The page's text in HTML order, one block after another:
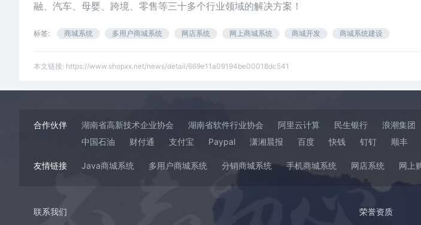
融、汽车、母婴、跨境、零售等三十多个行业领域的解决方案！
标签: 商城系统 多用户商城系统 网店系统 网上商城系统 商城开发 商城系统建设
本文链接: https://www.shopxx.net/news/detail/669e11a09194be00018dc541
合作伙伴 湖南省高新技术企业协会 湖南省软件行业协会 阿里云计算 民生银行 浪潮集团
中国石油
财付通 支付宝 Paypal 潇湘晨报 百度 快钱 钉钉 顺丰
友情链接 Java商城系统 多用户商城系统 分销商城系统 手机商城系统 网店系统 网上
联系我们
荣誉资质